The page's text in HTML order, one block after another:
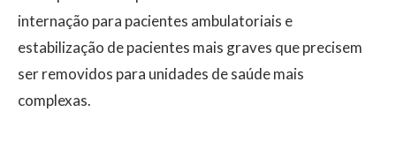
internação para pacientes ambulatoriais e
estabilização de pacientes mais graves que precisem
ser removidos para unidades de saúde mais
complexas.